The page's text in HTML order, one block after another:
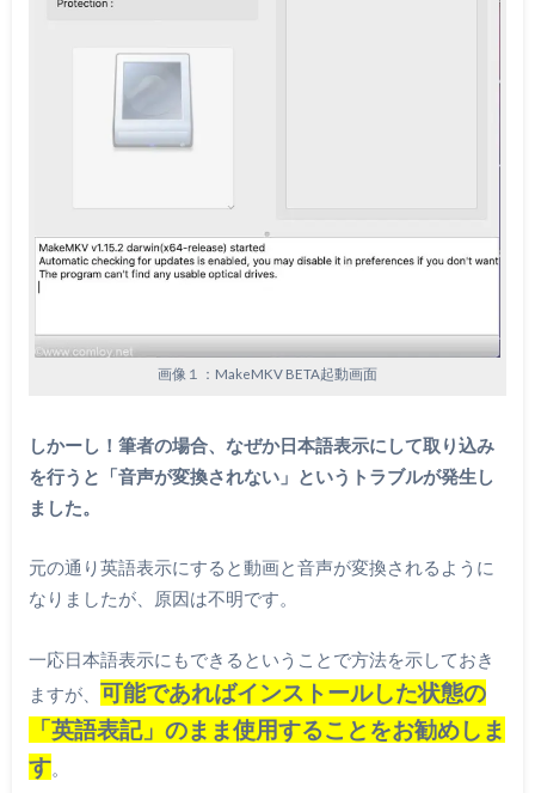
画像１：MakeMKV BETA起動画面
しかーし！筆者の場合、なぜか日本語表示にして取り込み
を行うと「音声が変換されない」というトラブルが発生し
ました。
元の通り英語表示にすると動画と音声が変換されるように
なりましたが、原因は不明です。
一応日本語表示にもできるということで方法を示しておき
ますが、 可能であればインストールした状態の
「英語表記」のまま使用することをお勧めしま
す。